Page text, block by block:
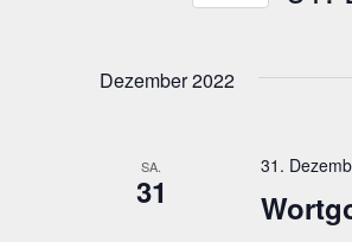
Schlüsselwort.
Dezember 2022
SA.
31
31.